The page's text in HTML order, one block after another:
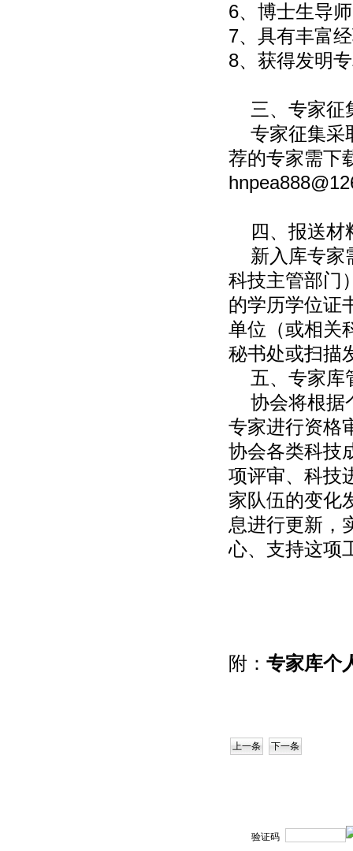
6、博士生导
7、具有丰富
8、获得发明
三、专家征
专家征集采
荐的专家需下
四、报送材
新入库专家
科技主管部门
的学历学位证
单位（或相关
秘书处或扫描
五、专家库
协会将根据
专家进行资格
协会各类科技
项评审、科技
家队伍的变化
息进行更新，
心、支持这项
附： 专家库个
上一条 下一条
验证码